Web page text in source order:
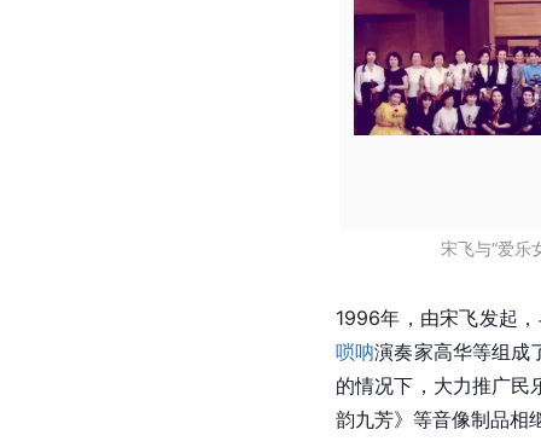
宋飞与“爱乐
1996年，由宋飞发起
唢呐演奏家高华等组成
的情况下，大力推广民
韵九芳》等音像制品相